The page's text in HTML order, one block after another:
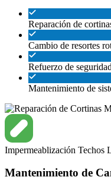
Reparación de
Cambio de resortes
Refuerzo de
Mantenimiento de
Impermeablización Techos
Mantenimiento de